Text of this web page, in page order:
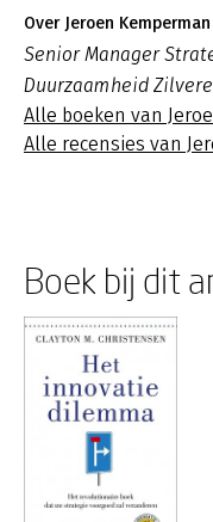
Over Jeroen Kemperman
Senior Manager
Duurzaamheid
Alle boeken van
Alle recensies van
Boek bij dit